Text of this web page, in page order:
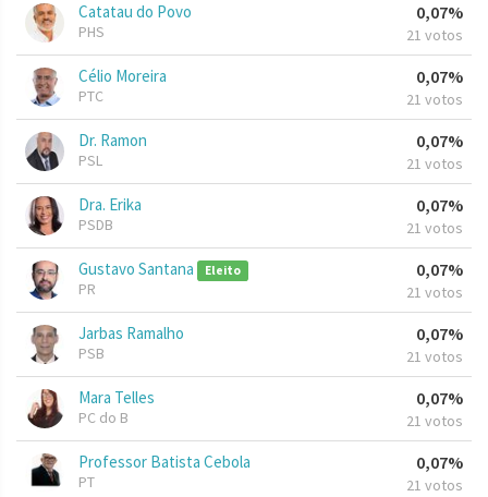
Catatau do Povo
PHS
0,07%
21 votos
Célio Moreira
PTC
0,07%
21 votos
Dr. Ramon
PSL
0,07%
21 votos
Dra. Erika
PSDB
0,07%
21 votos
Gustavo Santana Eleito
PR
0,07%
21 votos
Jarbas Ramalho
PSB
0,07%
21 votos
Mara Telles
PC do B
0,07%
21 votos
Professor Batista Cebola
PT
0,07%
21 votos